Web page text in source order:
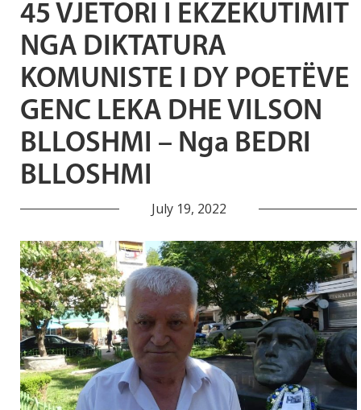
45 VJETORI I EKZEKUTIMIT
NGA DIKTATURA
KOMUNISTE I DY POETËVE
GENC LEKA DHE VILSON
BLLOSHMI – Nga BEDRI
BLLOSHMI
July 19, 2022